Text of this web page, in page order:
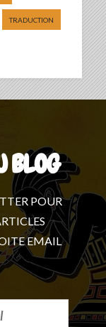
TRADUCTION
BLOG
POUR
EMAIL